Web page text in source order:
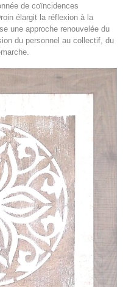
de coïncidences
élargit la réflexion à la
une approche renouvelée du
du personnel au collectif, du